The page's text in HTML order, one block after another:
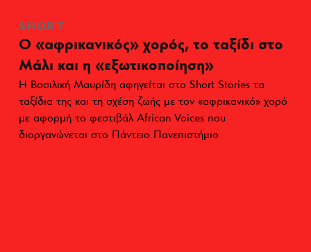
SHORT
Ο «αφρικανικός» χορός, το ταξίδι στο
Μάλι και η «εξωτικοποίηση»
Η Βασιλική Μαυρίδη αφηγείται στο Short Stories τα
ταξίδια της και τη σχέση ζωής με τον «αφρικανικό» χορό
με αφορμή το φεστιβάλ African Voices που
διοργανώνεται στο Πάντειο Πανεπιστήμιο